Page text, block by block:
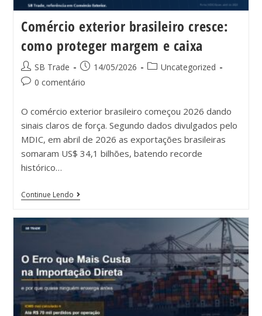
Comércio exterior brasileiro cresce:
como proteger margem e caixa
SB Trade 14/05/2026
Uncategorized
0 comentário
O comércio exterior brasileiro começou 2026 dando
sinais claros de força. Segundo dados divulgados pelo
MDIC, em abril de 2026 as exportações brasileiras
somaram US$ 34,1 bilhões, batendo recorde
histórico…
Continue Lendo